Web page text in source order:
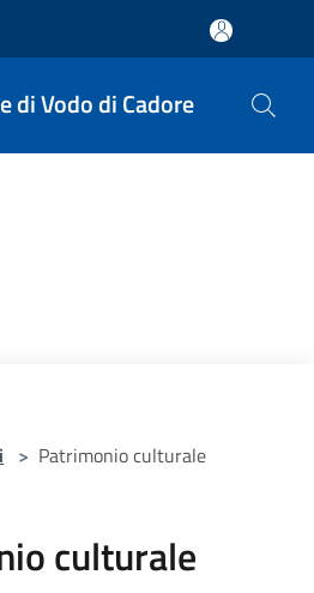
di Vodo di Cadore
> Patrimonio culturale
culturale